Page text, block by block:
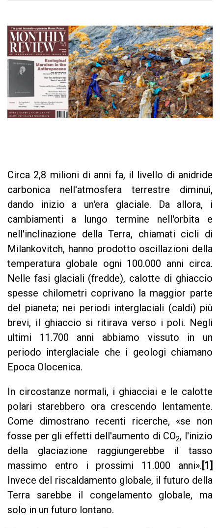
Circa 2,8 milioni di anni fa, il livello di anidride
carbonica nell'atmosfera terrestre diminuì,
dando inizio a un'era glaciale. Da allora, i
cambiamenti a lungo termine nell'orbita e
nell'inclinazione della Terra, chiamati cicli di
Milankovitch, hanno prodotto oscillazioni della
temperatura globale ogni 100.000 anni circa.
Nelle fasi glaciali (fredde), calotte di ghiaccio
spesse chilometri coprivano la maggior parte
del pianeta; nei periodi interglaciali (caldi) più
brevi, il ghiaccio si ritirava verso i poli. Negli
ultimi 11.700 anni abbiamo vissuto in un
periodo interglaciale che i geologi chiamano
Epoca Olocenica.
In circostanze normali, i ghiacciai e le calotte
polari starebbero ora crescendo lentamente.
Come dimostrano recenti ricerche, «se non
fosse per gli effetti dell'aumento di CO2, l'inizio
della glaciazione raggiungerebbe il tasso
massimo entro i prossimi 11.000 anni».[1]
Invece del riscaldamento globale, il futuro della
Terra sarebbe il congelamento globale, ma
solo in un futuro lontano.